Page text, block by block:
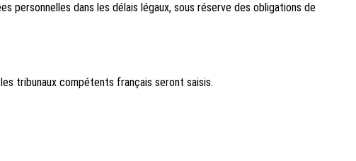
personnelles dans les délais légaux, sous réserve des obligations de
tribunaux compétents français seront saisis.